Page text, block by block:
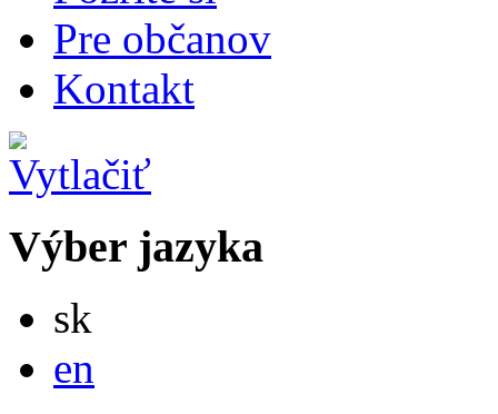
Pre občanov
Kontakt
Výber jazyka
sk
en